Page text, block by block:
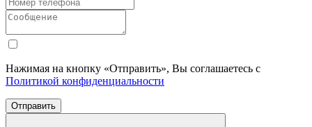
Нажимая на кнопку «Отправить», Вы соглашаетесь с
Политикой конфиденциальности
Отправить